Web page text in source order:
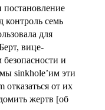
постановление
контроль семь
для
вице-
и
sinkhole’им эти
от их
жертв [об